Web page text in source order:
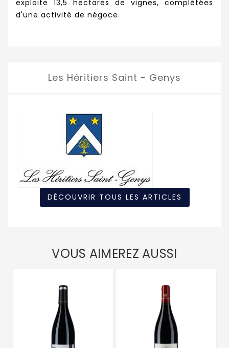
exploite 13,5 hectares de vignes, complétées
d'une activité de négoce.
Les Héritiers Saint - Genys
DÉCOUVRIR TOUS LES ARTICLES
VOUS AIMEREZ AUSSI